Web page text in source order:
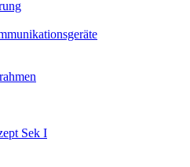
Sek I